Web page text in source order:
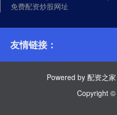
免费配资炒股网址
友情链接：
Powered by 配资之家
Copyright ©